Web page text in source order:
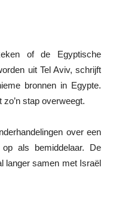
of de Egyptische
uit Tel Aviv, schrijft
bronnen in Egypte.
stap overweegt.
over een
als bemiddelaar. De
langer samen met Israël